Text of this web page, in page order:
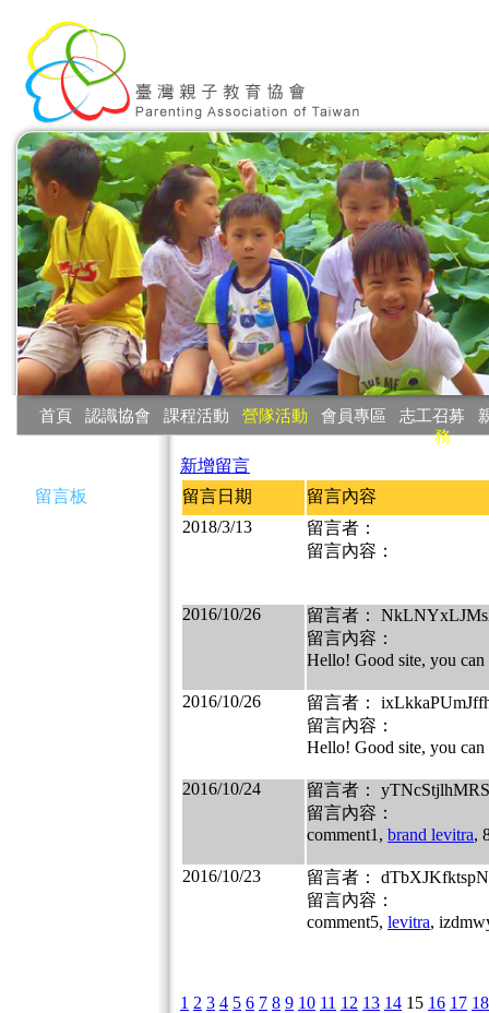
首頁 認識協會 課程活動 營隊活動 會員專區 志工召募
務
留言板
新增留言
留言日期
留言內容
2018/3/13
留言者：
留言內容：
2016/10/26
留言者：
留言內容：
Hello! Good site, you
2016/10/26
留言者：
留言內容：
Hello! Good site, you
2016/10/24
留言者： yTNcStjlhMRS
留言內容：
comment1, brand levitra,
2016/10/23
留言者：
留言內容：
comment5, levitra,
1 2 3 4 5 6 7 8 9 10 11 12 13 14 15 16 17 18